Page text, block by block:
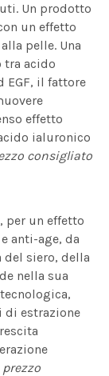
Un prodotto
un effetto
pelle. Una
tra acido
EGF, il fattore
effetto
ialuronico
consigliato
per un effetto
anti-age, da
del siero, della
nella sua
di estrazione